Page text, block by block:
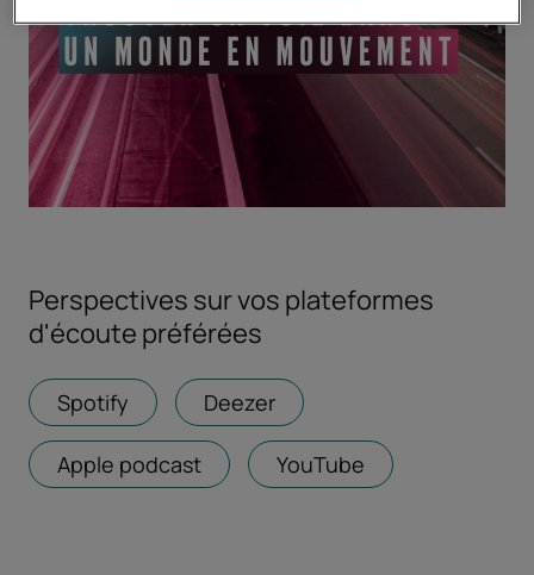
Perspectives sur vos plateformes
d'écoute préférées
Spotify Ouvrir dans un nouvel onglet
Deezer Ouvrir dans un nouvel
Apple podcast Ouvrir dans un nouvel onglet
YouTube Ouvrir dans un